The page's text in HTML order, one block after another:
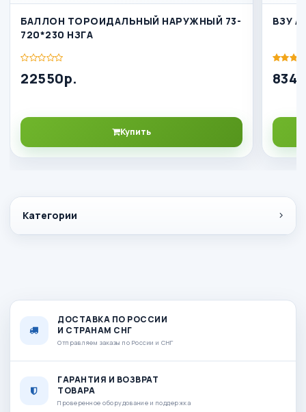
Категории
БАЛЛОН ТОРОИДАЛЬНЫЙ НАРУЖНЫЙ 73-
720*230 НЗГА
22550р.
Купить
ВЗУ
ДОСТАВКА ПО РОССИИ
И СТРАНАМ СНГ
Отправляем заказы по России и СНГ
ГАРАНТИЯ И ВОЗВРАТ
ТОВАРА
Проверенное оборудование и поддержка